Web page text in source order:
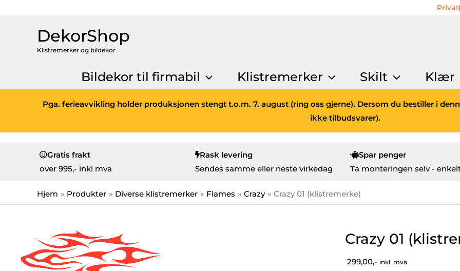
Privat
DekorShop
Klistremerker og bildekor
Bildekor til firmabil Klistremerker Skilt Klær
Pga. ferieavvikling holder produksjonen stengt t.o.m. 7. august (ring oss gjerne). Dersom du bestiller i
ikke tilbudsvarer).
Gratis frakt
over 995,- inkl mva
Rask levering
Sendes samme eller neste virkedag
Spar penger
Ta monteringen selv -
Hjem Produkter Diverse klistremerker Flames Crazy Crazy 01 (klistremerke)
Crazy 01
299,00,- inkl. mva